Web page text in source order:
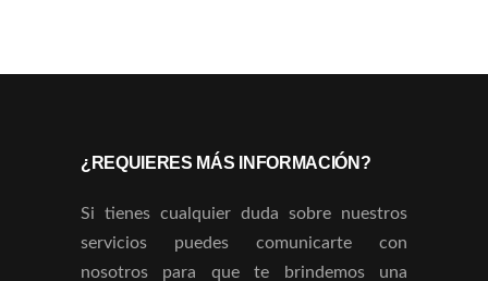
¿REQUIERES MÁS INFORMACIÓN?
Si tienes cualquier duda sobre nuestros
servicios puedes comunicarte con
nosotros para que te brindemos una